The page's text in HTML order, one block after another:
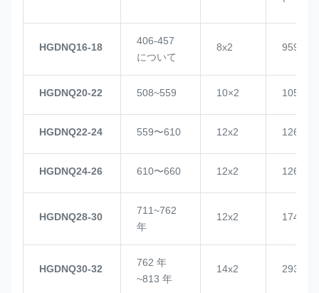
HGDNQ16-18
406-457
について
8x2 959
HGDNQ20-22 508~559 10×2 1057
HGDNQ22-24 559〜610 12x2 1268
HGDNQ24-26 610〜660 12x2 1268
HGDNQ28-30
711~762
年
12x2 1748
HGDNQ30-32
762 年
~813 年
14x2 2937